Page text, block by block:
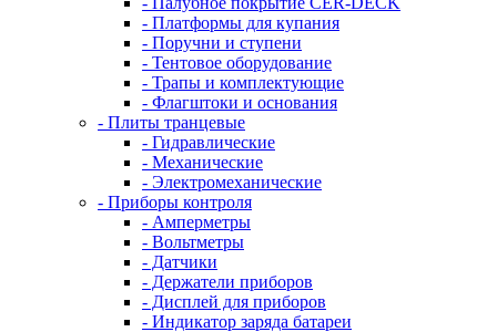
- Платформы для купания
- Поручни и ступени
- Тентовое оборудование
- Трапы и комплектующие
- Флагштоки и основания
- Плиты транцевые
- Гидравлические
- Механические
- Электромеханические
- Приборы контроля
- Амперметры
- Вольтметры
- Датчики
- Держатели приборов
- Дисплей для приборов
- Индикатор заряда батареи